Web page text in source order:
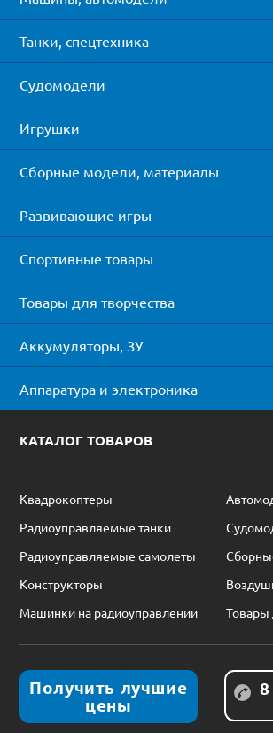
Танки, спецтехника
Судомодели
Игрушки
Сборные модели, материалы
Развивающие игры
Спортивные товары
Товары для творчества
Аккумуляторы, ЗУ
Аппаратура и электроника
КАТАЛОГ ТОВАРОВ
Квадрокоптеры
Радиоуправляемые танки
Радиоуправляемые самолеты
Конструкторы
Машинки на радиоуправлении
Товары
Получить лучшие
цены